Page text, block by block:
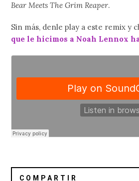
Bear Meets The Grim Reaper.
Sin más, denle play a este remix y
que le hicimos a Noah Lennox